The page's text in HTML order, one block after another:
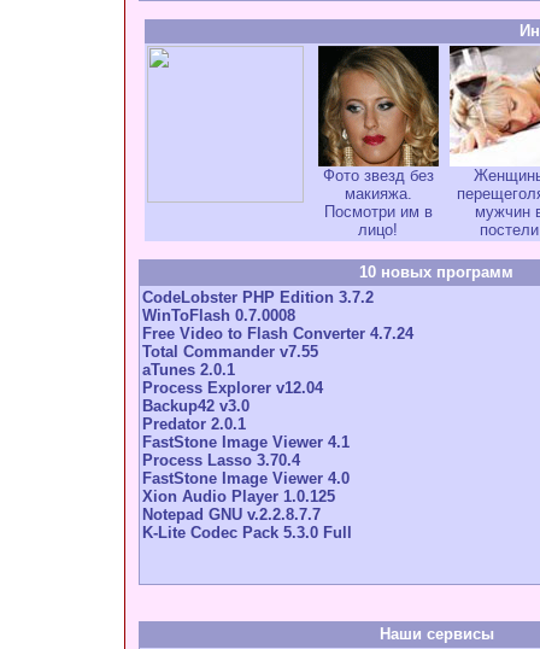
Фото звезд без
макияжа.
Посмотри им в
лицо!
мужчин
постели
10 новых программ
CodeLobster PHP Edition 3.7.2
WinToFlash 0.7.0008
Free Video to Flash Converter 4.7.24
Total Commander v7.55
aTunes 2.0.1
Process Explorer v12.04
Backup42 v3.0
Predator 2.0.1
FastStone Image Viewer 4.1
Process Lasso 3.70.4
FastStone Image Viewer 4.0
Xion Audio Player 1.0.125
Notepad GNU v.2.2.8.7.7
K-Lite Codec Pack 5.3.0 Full
Наши сервисы